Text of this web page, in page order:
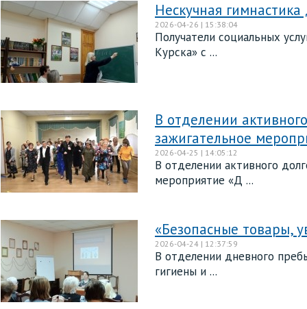
Нескучная гимнастика
2026-04-26 | 15:38:04
Получатели социальных
Курска» с ...
В отделении
зажигательное
2026-04-25 | 14:05:12
В отделении активного
мероприятие «Д ...
«Безопасные товары,
2026-04-24 | 12:37:59
В отделении дневного
гигиены и ...